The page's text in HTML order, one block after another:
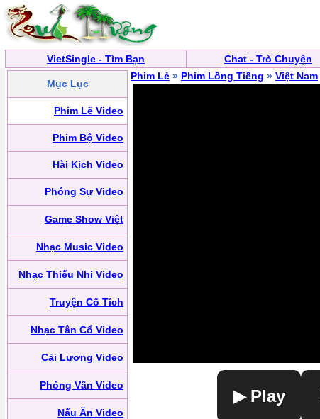
VietSingle - Tìm Bạn Chat - Trò Chuyện
Mục Lục
Phim Lẽ Video
Phim Bộ Video
Hài Kịch Video
Phóng Sự Video
Game Show Việt
Nhạc Music Video
Nhạc Thiếu Nhi Video
Truyện Cổ Tích
Nhạc Tân Cổ Video
Cải Lương Video
Phỏng Vấn Video
Nấu Ăn Video
Phim Lẻ » Phim Lồng Tiếng » Việt Nam
▶ Play